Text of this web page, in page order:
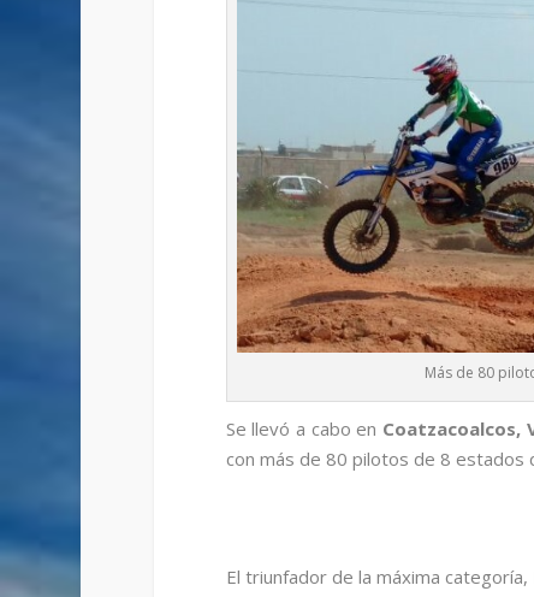
Más de 80
Se llevó a cabo en Coatzacoalcos,
con más de 80 pilotos de 8 estados
El triunfador de la máxima categoría,